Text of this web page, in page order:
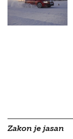
Zakon je jasan